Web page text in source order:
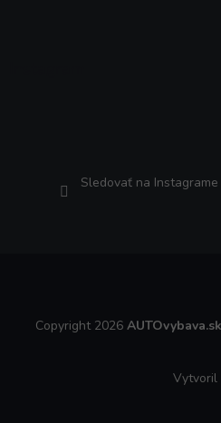
Sledovať na Instagrame
Copyright 2026 AUTOvybava.sk
Vytvoril